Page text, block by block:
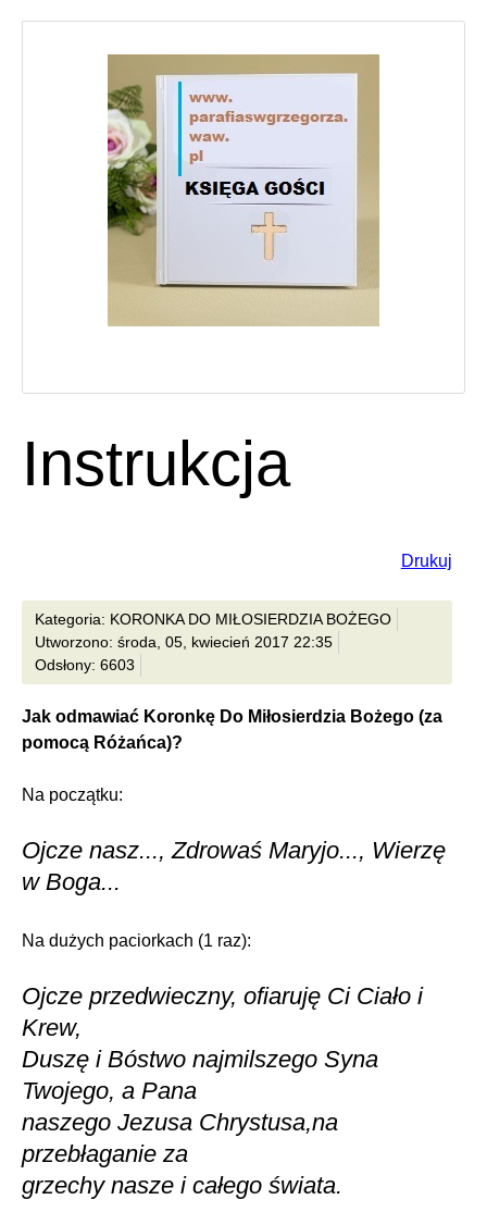
Instrukcja
Drukuj
Kategoria: KORONKA DO MIŁOSIERDZIA BOŻEGO
Utworzono: środa, 05, kwiecień 2017 22:35
Odsłony: 6603
Jak odmawiać Koronkę Do Miłosierdzia Bożego (za
pomocą Różańca)?
Na początku:
Ojcze nasz..., Zdrowaś Maryjo..., Wierzę
w Boga...
Na dużych paciorkach (1 raz):
Ojcze przedwieczny, ofiaruję Ci Ciało i
Krew,
Duszę i Bóstwo najmilszego Syna
Twojego, a Pana
naszego Jezusa Chrystusa,na
przebłaganie za
grzechy nasze i całego świata.